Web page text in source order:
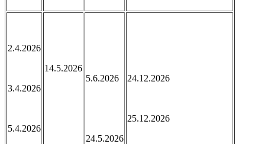
2.4.2026
3.4.2026
5.4.2026
14.5.2026
5.6.2026
24.5.2026
24.12.2026
25.12.2026